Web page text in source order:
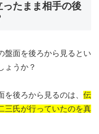
たまま相手の後
盤面を後ろから見るとい
ょうか？
後ろから見るのは、 伝
三氏が行っていたのを真